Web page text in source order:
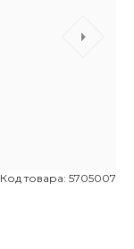
Код товара: 5705007